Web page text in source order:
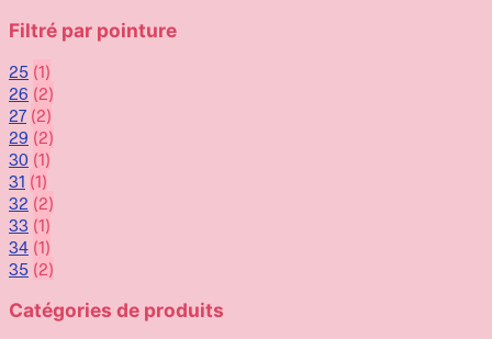
Filtré par pointure
25 (1)
26 (2)
27 (2)
29 (2)
30 (1)
31 (1)
32 (2)
33 (1)
34 (1)
35 (2)
Catégories de produits